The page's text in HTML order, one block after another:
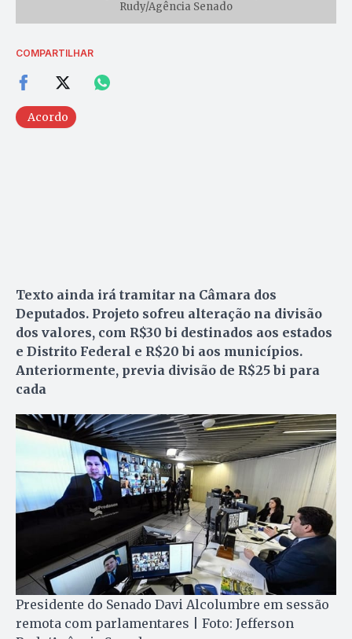
Rudy/Agência Senado
COMPARTILHAR
Acordo
Texto ainda irá tramitar na Câmara dos
Deputados. Projeto sofreu alteração na divisão
dos valores, com R$30 bi destinados aos estados
e Distrito Federal e R$20 bi aos municípios.
Anteriormente, previa divisão de R$25 bi para
cada
Presidente do Senado Davi Alcolumbre em sessão
remota com parlamentares | Foto: Jefferson